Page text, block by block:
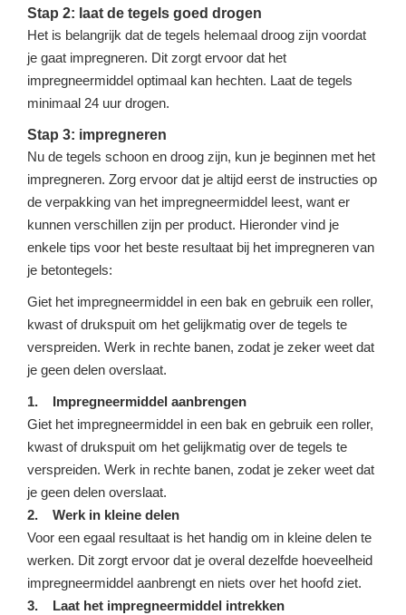
Stap 2: laat de tegels goed drogen
Het is belangrijk dat de tegels helemaal droog zijn voordat
je gaat impregneren. Dit zorgt ervoor dat het
impregneermiddel optimaal kan hechten. Laat de tegels
minimaal 24 uur drogen.
Stap 3: impregneren
Nu de tegels schoon en droog zijn, kun je beginnen met het
impregneren. Zorg ervoor dat je altijd eerst de instructies op
de verpakking van het impregneermiddel leest, want er
kunnen verschillen zijn per product. Hieronder vind je
enkele tips voor het beste resultaat bij het impregneren van
je betontegels:
Giet het impregneermiddel in een bak en gebruik een roller,
kwast of drukspuit om het gelijkmatig over de tegels te
verspreiden. Werk in rechte banen, zodat je zeker weet dat
je geen delen overslaat.
1. Impregneermiddel aanbrengen
Giet het impregneermiddel in een bak en gebruik een roller,
kwast of drukspuit om het gelijkmatig over de tegels te
verspreiden. Werk in rechte banen, zodat je zeker weet dat
je geen delen overslaat.
2. Werk in kleine delen
Voor een egaal resultaat is het handig om in kleine delen te
werken. Dit zorgt ervoor dat je overal dezelfde hoeveelheid
impregneermiddel aanbrengt en niets over het hoofd ziet.
3. Laat het impregneermiddel intrekken